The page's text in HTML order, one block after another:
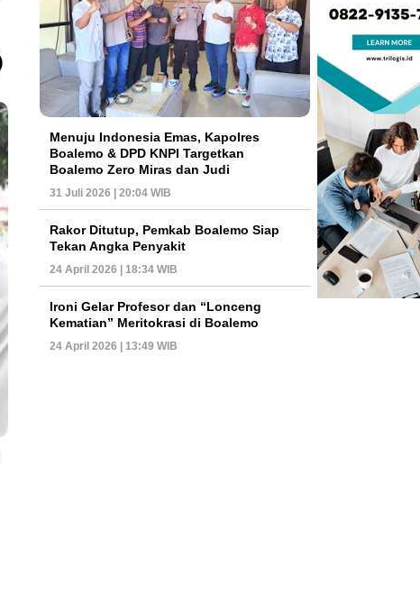
Menuju Indonesia Emas, Kapolres
Boalemo & DPD KNPI Targetkan
Boalemo Zero Miras dan Judi
31 Juli 2026 | 20:04 WIB
Rakor Ditutup, Pemkab Boalemo Siap
Tekan Angka Penyakit
24 April 2026 | 18:34 WIB
Ironi Gelar Profesor dan “Lonceng
Kematian” Meritokrasi di Boalemo
24 April 2026 | 13:49 WIB